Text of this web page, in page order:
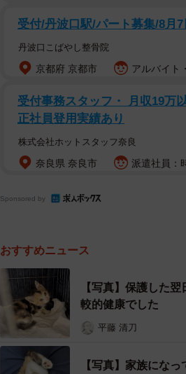
受付/丹波口駅/パート募集/8月
丹波口こばやし整骨院
京都府 京都市 アルバイト
受付事務スタッフ・ 月収19万
正社員登用実績あり
株式会社ホットスタッフ奈良
奈良県 奈良市 派遣社員：
Sponsored by
おすすめニュース
【写真】保護した
較的健康でした
平藤 清刀
【写真】家族にな